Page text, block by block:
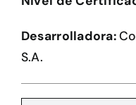
Plataforma CASA
Desarrolladora:
S.A.